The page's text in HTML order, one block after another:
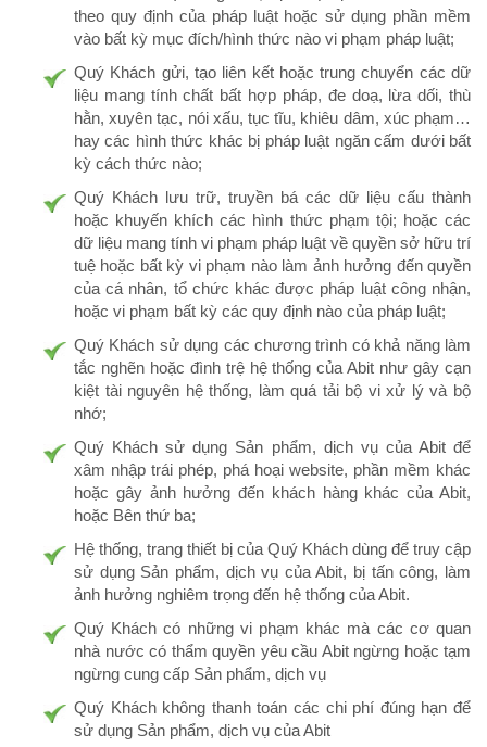
theo quy định của pháp luật hoặc sử dụng phần mềm
vào bất kỳ mục đích/hình thức nào vi phạm pháp luật;
Quý Khách gửi, tạo liên kết hoặc trung chuyển các dữ
liệu mang tính chất bất hợp pháp, đe doạ, lừa dối, thù
hằn, xuyên tạc, nói xấu, tục tĩu, khiêu dâm, xúc phạm…
hay các hình thức khác bị pháp luật ngăn cấm dưới bất
kỳ cách thức nào;
Quý Khách lưu trữ, truyền bá các dữ liệu cấu thành
hoặc khuyến khích các hình thức phạm tội; hoặc các
dữ liệu mang tính vi phạm pháp luật về quyền sở hữu trí
tuệ hoặc bất kỳ vi phạm nào làm ảnh hưởng đến quyền
của cá nhân, tổ chức khác được pháp luật công nhận,
hoặc vi phạm bất kỳ các quy định nào của pháp luật;
Quý Khách sử dụng các chương trình có khả năng làm
tắc nghẽn hoặc đình trệ hệ thống của Abit như gây cạn
kiệt tài nguyên hệ thống, làm quá tải bộ vi xử lý và bộ
nhớ;
Quý Khách sử dụng Sản phẩm, dịch vụ của Abit để
xâm nhập trái phép, phá hoại website, phần mềm khác
hoặc gây ảnh hưởng đến khách hàng khác của Abit,
hoặc Bên thứ ba;
Hệ thống, trang thiết bị của Quý Khách dùng để truy cập
sử dụng Sản phẩm, dịch vụ của Abit, bị tấn công, làm
ảnh hưởng nghiêm trọng đến hệ thống của Abit.
Quý Khách có những vi phạm khác mà các cơ quan
nhà nước có thẩm quyền yêu cầu Abit ngừng hoặc tạm
ngừng cung cấp Sản phẩm, dịch vụ
Quý Khách không thanh toán các chi phí đúng hạn để
sử dụng Sản phẩm, dịch vụ của Abit